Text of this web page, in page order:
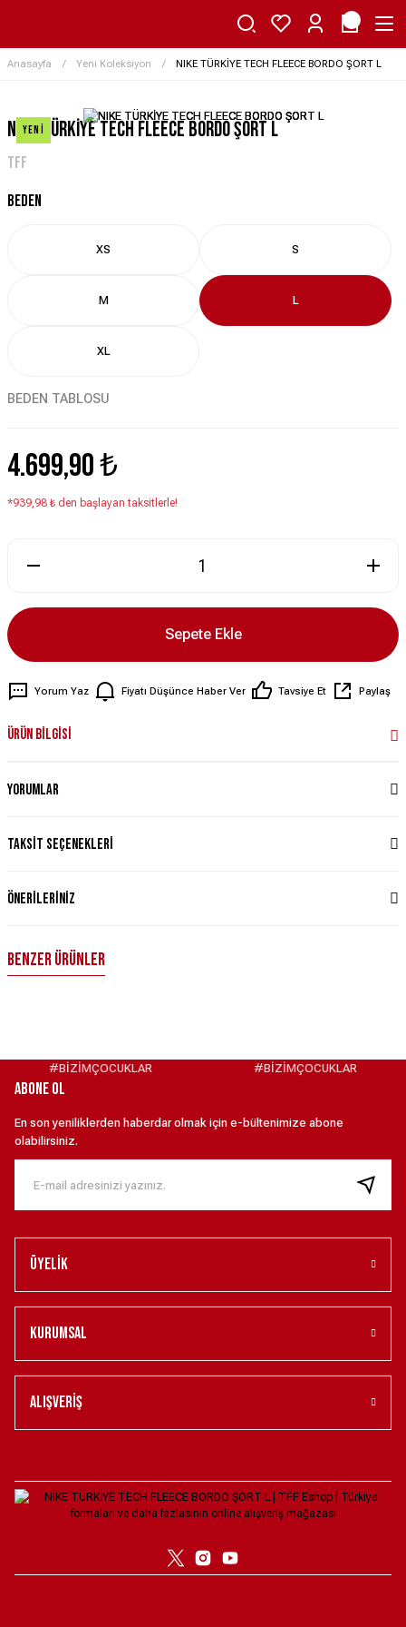
Anasayfa Yeni Koleksiyon NIKE TÜRKİYE TECH FLEECE BORDO ŞORT L
Yeni
NIKE TÜRKİYE TECH FLEECE BORDO ŞORT L
TFF
BEDEN
XS S
M L
XL
BEDEN TABLOSU
4.699,90 ₺
*939,98 ₺ den başlayan taksitlerle!
Sepete Ekle
Yorum Yaz Fiyatı Düşünce Haber Ver Tavsiye Et Paylaş
Ürün Bilgisi
Yorumlar
Taksit Seçenekleri
Önerileriniz
Benzer Ürünler
2.999,90 ₺
4.099,00 ₺
Türkiye Milli Takım Nike 2026 Deplasman Stadyum Forması - Beyaz XS
4.099,00 ₺
Erkek Seremoni Ceketi XS
4.999,00 ₺
Erkek Maç önü Forması XS
3.900,00 ₺
Türkiye Milli Takım Nike Maç Önü Forması - Kırmızı XXL
#BİZİMÇOCUKLAR #BİZİMÇOCUKLAR
Üyelik
Kurumsal
Alışveriş
ABONE OL
En son yeniliklerden haberdar olmak için e-bültenimize abone
olabilirsiniz.